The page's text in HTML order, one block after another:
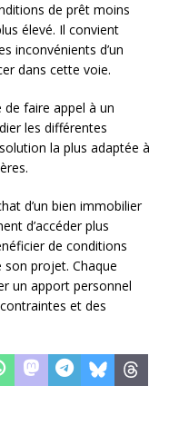
de prêt moins
élevé. Il convient
inconvénients d’un
dans cette voie.
faire appel à un
les différentes
la plus adaptée à
d’un bien immobilier
d’accéder plus
de conditions
projet. Chaque
un apport personnel
et des